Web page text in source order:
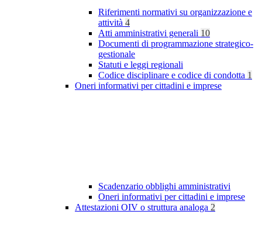
Riferimenti normativi su organizzazione e
attività 4
Atti amministrativi generali 10
Documenti di programmazione strategico-
gestionale
Statuti e leggi regionali
Codice disciplinare e codice di condotta 1
Oneri informativi per cittadini e imprese
Scadenzario obblighi amministrativi
Oneri informativi per cittadini e imprese
Attestazioni OIV o struttura analoga 2